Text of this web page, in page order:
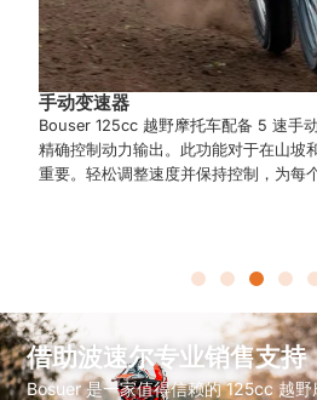
多节轮胎可增强抓地力
越野多节轮胎在各种路面上都能提供出
浆和岩石路径。这种增强的抓地力提供
成为在各种越野条件下提供可靠性能的
借助波速尔专业销售支持
Bosuer 是一家值得信赖的 125cc 越